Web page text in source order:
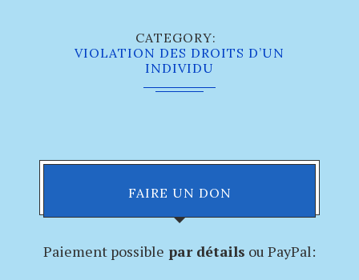
CATEGORY
VIOLATION DES DROITS D’UN
INDIVIDU
FAIRE UN DON
Paiement possible par détails ou PayPal: